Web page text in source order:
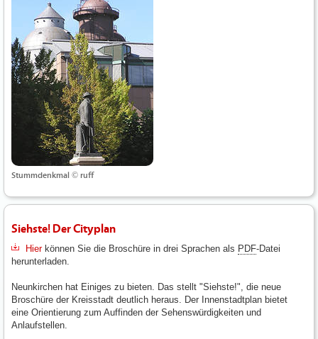
Stummdenkmal © ruff
Siehste! Der Cityplan
Hierkönnen Sie die Broschüre in drei Sprachen als PDF-Datei
herunterladen.
Neunkirchen hat Einiges zu bieten. Das stellt "Siehste!", die neue
Broschüre der Kreisstadt deutlich heraus. Der Innenstadtplan bietet
eine Orientierung zum Auffinden der Sehenswürdigkeiten und
Anlaufstellen.